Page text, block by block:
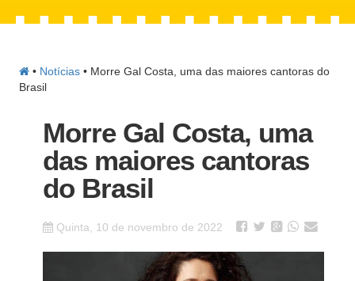
• Notícias •Morre Gal Costa, uma das maiores cantoras do
Brasil
Morre Gal Costa, uma
das maiores cantoras
do Brasil
Quinta, 10 de novembro de 2022